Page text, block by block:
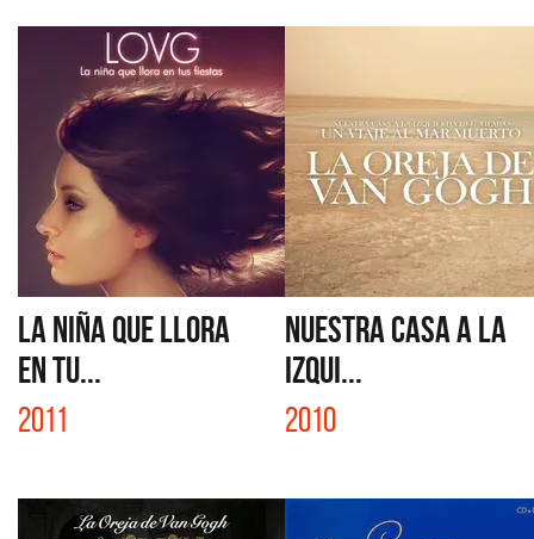
LA NIÑA QUE LLORA
EN TU...
2011
NUESTRA CASA A LA
IZQUI...
2010